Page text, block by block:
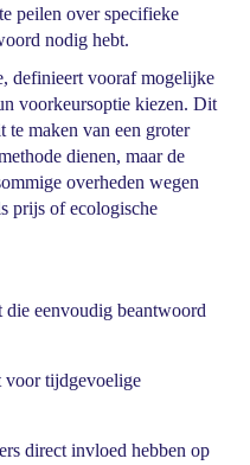
peilen over specifieke
nodig hebt.
definieert vooraf mogelijke
voorkeursoptie kiezen. Dit
te maken van een groter
dienen, maar de
overheden wegen
prijs of ecologische
eenvoudig beantwoord
voor tijdgevoelige
direct invloed hebben op